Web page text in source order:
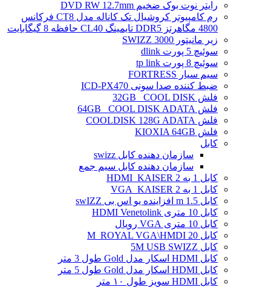
رایتر نوت بوک ضخیم DVD RW 12.7mm
رم کامپیوتر کروشیال تک کاناله مدل CT8 فرکانس
4800 مگاهرتز DDR5 تایمینگ CL40 حافظه 8 گیگابایت
زیر مانیتور SWIZZ 3000
سوئیچ 5 پورت dlink
سوئیچ 8 پورت tp link
سیم سیار FORTRESS
ضبط کننده صدا سونی ICD-PX470
فلش 32GB _COOL DISK
فلش 64GB _COOL DISK ADATA
فلش COOLDISK 128G ADATA
فلش KIOXIA 64GB
کابل
سازمان دهنده کابل swizz
سازمان دهنده کابل سیم جمع
کابل 1 به 2 HDMI_KAISER
کابل 1 به 2 VGA_KAISER
کابل 1.5 m افزاینده یو اس بی swIZZ
کابل 10 متری HDMI Venetolink
کابل 10 متری VGA رویال
کابل 20 M_ROYAL VGA\HMDI
کابل 5M USB SWIZZ
کابل HDMI اسکار مدل Gold طول 3 متر
کابل HDMI اسکار مدل Gold طول 5 متر
کابل HDMI سویز طول ۱۰ متر